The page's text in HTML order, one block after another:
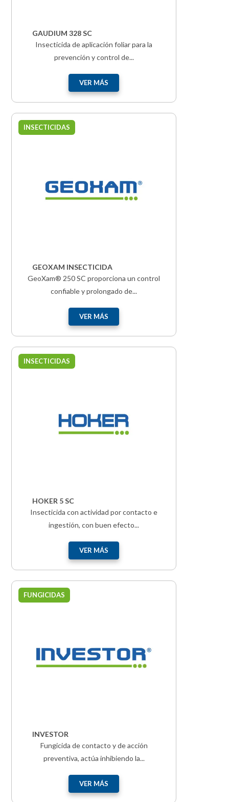
GAUDIUM 328 SC
Insecticida de aplicación foliar para la
prevención y control de...
VER MÁS
INSECTICIDAS
GEOXAM INSECTICIDA
GeoXam® 250 SC proporciona un control
confiable y prolongado de...
VER MÁS
INSECTICIDAS
HOKER 5 SC
Insecticida con actividad por contacto e
ingestión, con buen efecto...
VER MÁS
FUNGICIDAS
INVESTOR
Fungicida de contacto y de acción
preventiva, actúa inhibiendo la...
VER MÁS